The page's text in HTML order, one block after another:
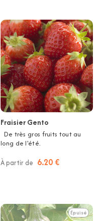
Fraisier Gento
De très gros fruits tout au
long de l'été.
À partir de 6.20 €
Épuisé